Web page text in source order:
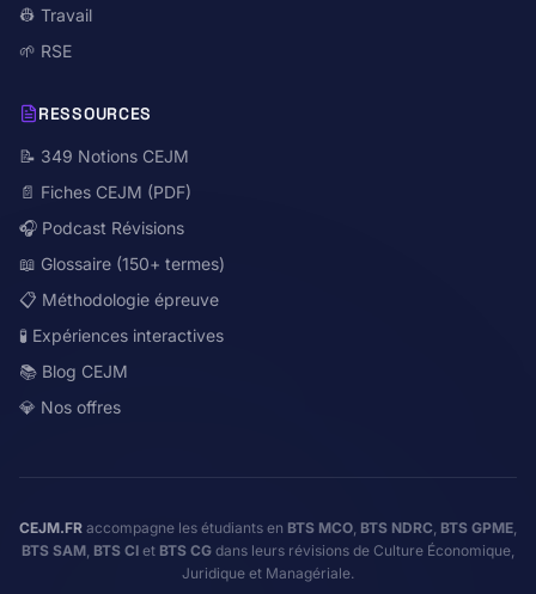
👷 Travail
🌱 RSE
RESSOURCES
📝 349 Notions CEJM
📄 Fiches CEJM (PDF)
🎧 Podcast Révisions
📖 Glossaire (150+ termes)
📋 Méthodologie épreuve
🧪 Expériences interactives
📚 Blog CEJM
💎 Nos offres
CEJM.FR accompagne les étudiants en BTS MCO, BTS NDRC, BTS GPME,
BTS SAM, BTS CI et BTS CG dans leurs révisions de Culture Économique,
Juridique et Managériale.